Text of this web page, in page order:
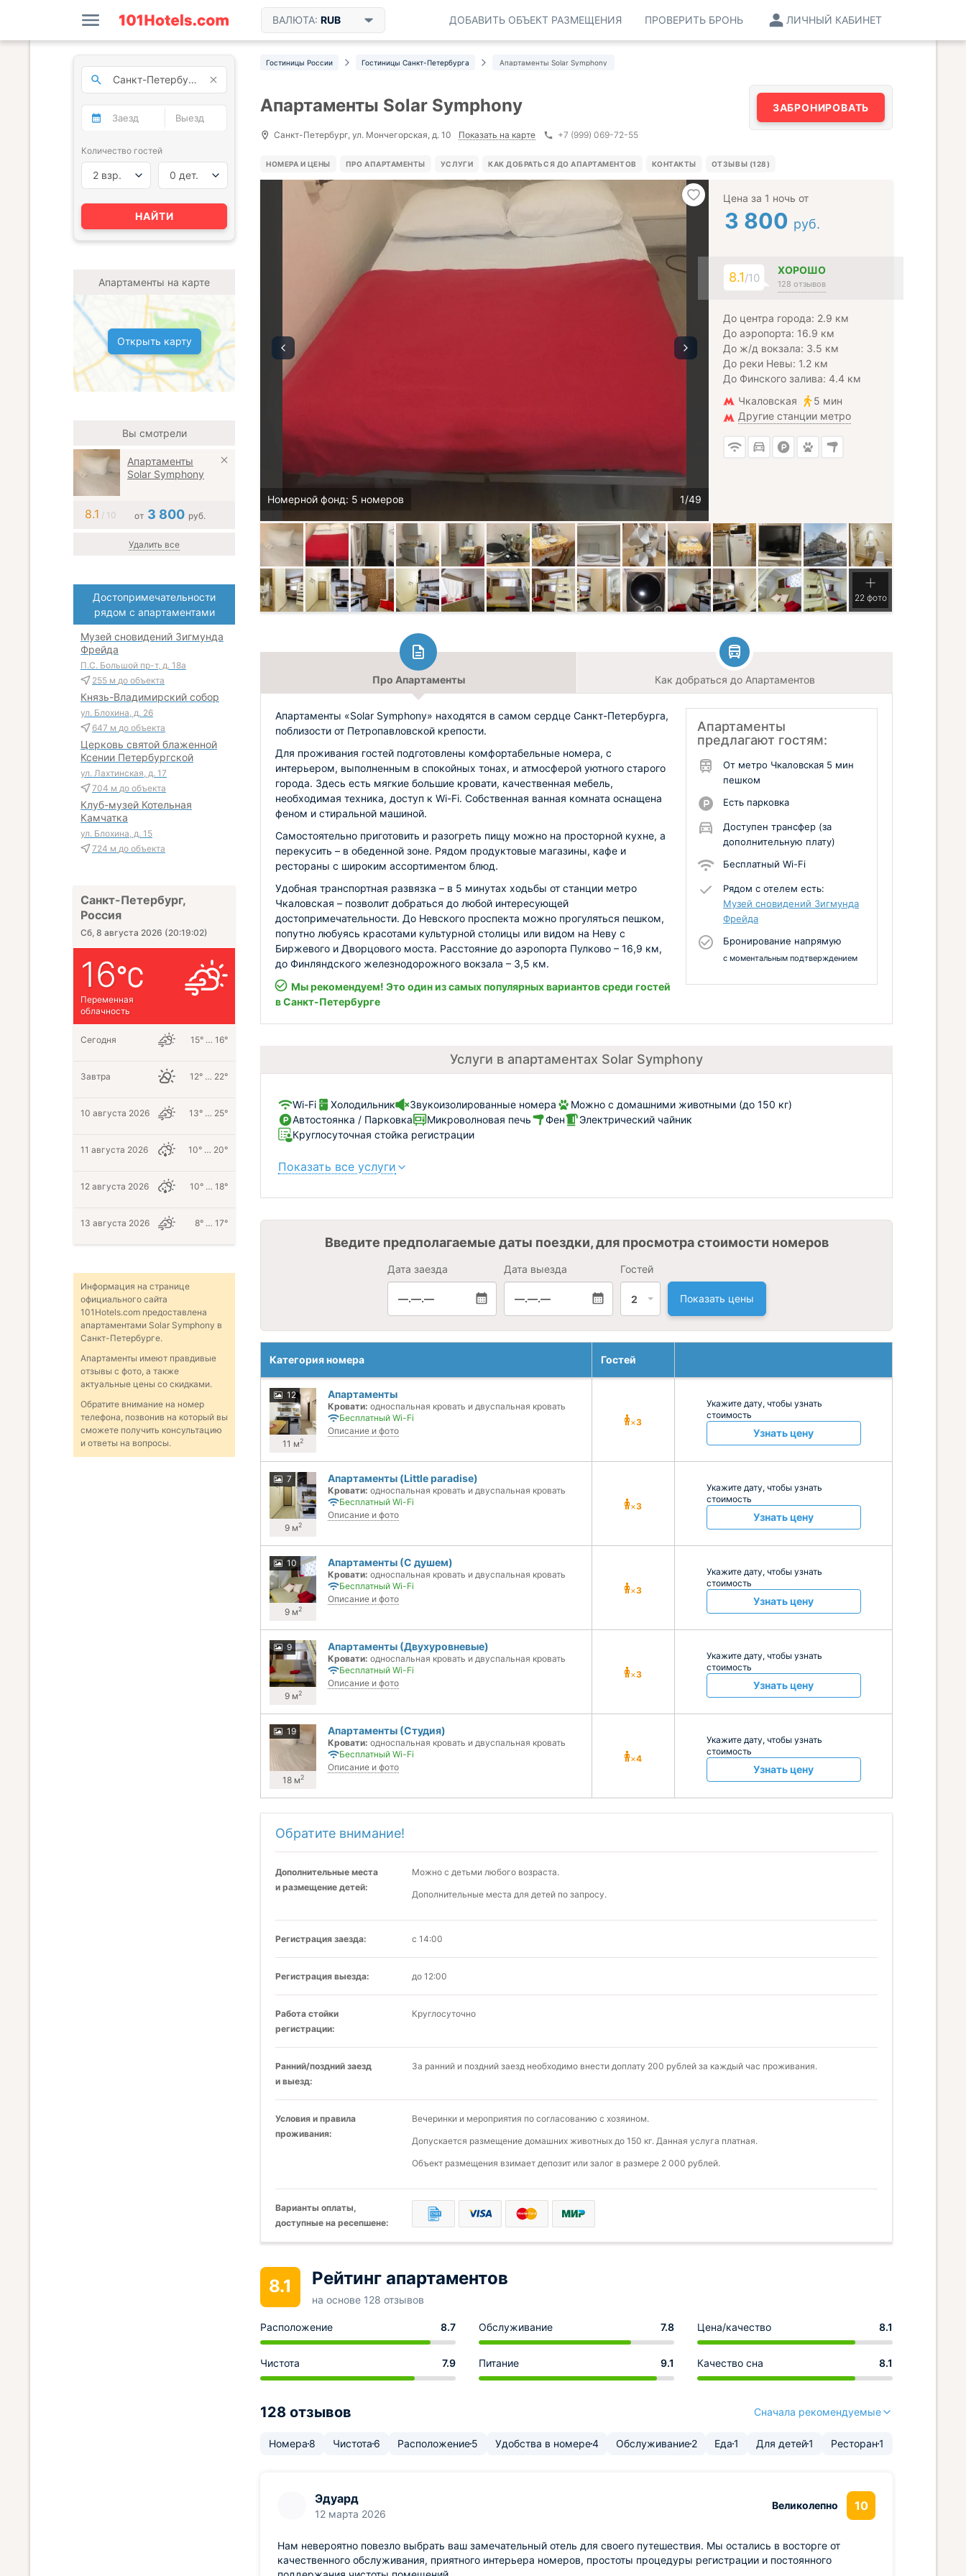
ВАЛЮТА: RUB ЛИЧНЫЙ КАБИНЕТ
ПРОВЕРИТЬ БРОНЬ
ДОБАВИТЬ ОБЪЕКТ РАЗМЕЩЕНИЯ
Гостиницы России Гостиницы Санкт-Петербурга Апартаменты Solar Symphony
Апартаменты Solar Symphony
Санкт-Петербург, ул. Мончегорская, д. 10 Показать на карте +7 (999) 069-72-55
ЗАБРОНИРОВАТЬ
НОМЕРА И ЦЕНЫ ПРО АПАРТАМЕНТЫ УСЛУГИ КАК ДОБРАТЬСЯ ДО АПАРТАМЕНТОВ КОНТАКТЫ ОТЗЫВЫ (128)
Номерной фонд: 5 номеров
Цена за 1 ночь от
3 800 руб.
8.1/10
ХОРОШО
128 отзывов
До центра города: 2.9 км
До аэропорта: 16.9 км
До ж/д вокзала: 3.5 км
До реки Невы: 1.2 км
До Финского залива: 4.4 км
Чкаловская
5 мин
Другие станции метро
22 фото
Про Апартаменты Как добраться до Апартаментов
Апартаменты
предлагают гостям:
От метро Чкаловская 5 мин
пешком
Есть парковка
Доступен трансфер (за
дополнительную плату)
Бесплатный Wi-Fi
Рядом с отелем есть:
Музей сновидений Зигмунда
Фрейда
Бронирование напрямую
с моментальным подтверждением
Апартаменты «Solar Symphony» находятся в самом сердце Санкт-Петербурга,
поблизости от Петропавловской крепости.
Для проживания гостей подготовлены комфортабельные номера, с
интерьером, выполненным в спокойных тонах, и атмосферой уютного старого
города. Здесь есть мягкие большие кровати, качественная мебель,
необходимая техника, доступ к Wi-Fi. Собственная ванная комната оснащена
феном и стиральной машиной.
Самостоятельно приготовить и разогреть пищу можно на просторной кухне, а
перекусить – в обеденной зоне. Рядом продуктовые магазины, кафе и
рестораны с широким ассортиментом блюд.
Удобная транспортная развязка – в 5 минутах ходьбы от станции метро
Чкаловская – позволит добраться до любой интересующей
достопримечательности. До Невского проспекта можно прогуляться пешком,
попутно любуясь красотами культурной столицы или видом на Неву с
Биржевого и Дворцового моста. Расстояние до аэропорта Пулково – 16,9 км,
до Финляндского железнодорожного вокзала – 3,5 км.
Мы рекомендуем! Это один из самых популярных вариантов среди гостей
в Санкт-Петербурге
Услуги в апартаментах Solar Symphony
Wi-Fi Холодильник Звукоизолированные номера
Можно с домашними животными (до 150 кг)
Автостоянка / Парковка
Микроволновая печь Фен
Электрический чайник
Круглосуточная стойка регистрации
Показать все услуги
Введите предполагаемые даты поездки, для просмотра стоимости номеров
Дата заезда
—.—.—
Дата выезда
—.—.—
Гостей
2 Показать цены
Категория номера Гостей
12
11 м2
Апартаменты
Кровати: односпальная кровать и двуспальная кровать
Бесплатный Wi-Fi
Описание и фото
×3
Укажите дату, чтобы узнать
стоимость
Узнать цену
7
9 м2
Апартаменты (Little paradise)
Кровати: односпальная кровать и двуспальная кровать
Бесплатный Wi-Fi
Описание и фото
×3
Укажите дату, чтобы узнать
стоимость
Узнать цену
10
9 м2
Апартаменты (С душем)
Кровати: односпальная кровать и двуспальная кровать
Бесплатный Wi-Fi
Описание и фото
×3
Укажите дату, чтобы узнать
стоимость
Узнать цену
9
9 м2
Апартаменты (Двухуровневые)
Кровати: односпальная кровать и двуспальная кровать
Бесплатный Wi-Fi
Описание и фото
×3
Укажите дату, чтобы узнать
стоимость
Узнать цену
19
18 м2
Апартаменты (Студия)
Кровати: односпальная кровать и двуспальная кровать
Бесплатный Wi-Fi
Описание и фото
×4
Укажите дату, чтобы узнать
стоимость
Узнать цену
Обратите внимание!
Дополнительные места
и размещение детей:
Можно с детьми любого возраста.
Дополнительные места для детей по запросу.
Регистрация заезда: с 14:00
Регистрация выезда: до 12:00
Работа стойки
регистрации:
Круглосуточно
Ранний/поздний заезд
и выезд:
За ранний и поздний заезд необходимо внести доплату 200 рублей за каждый час проживания.
Условия и правила
проживания:
Вечеринки и мероприятия по согласованию с хозяином.
Допускается размещение домашних животных до 150 кг. Данная услуга платная.
Объект размещения взимает депозит или залог в размере 2 000 рублей.
Варианты оплаты,
доступные на ресепшене:
8.1 Рейтинг апартаментов
на основе 128 отзывов
Расположение 8.7 Обслуживание 7.8 Цена/качество 8.1
Чистота 7.9 Питание 9.1 Качество сна 8.1
128 отзывов Сначала рекомендуемые
Номера 8 Чистота 6 Расположение5 Удобства в номере4 Обслуживание2 Еда1 Для детей1 Ресторан1
Эдуард
12 марта 2026
Великолепно 10
Нам невероятно повезло выбрать ваш замечательный отель для своего путешествия. Мы остались в восторге от
качественного обслуживания, приятного интерьера номеров, простоты процедуры регистрации и постоянного
Количество гостей
2 взр. 0 дет.
НАЙТИ
Апартаменты на карте
Открыть карту
Вы смотрели
Апартаменты
Solar Symphony
8.1 / 10 от 3 800 руб.
Удалить все
Достопримечательности
рядом с апартаментами
Музей сновидений Зигмунда
Фрейда
П.С. Большой пр-т, д. 18а
255 м до объекта
Князь-Владимирский собор
ул. Блохина, д. 26
647 м до объекта
Церковь святой блаженной
Ксении Петербургской
ул. Лахтинская, д. 17
704 м до объекта
Клуб-музей Котельная
Камчатка
ул. Блохина, д. 15
724 м до объекта
Санкт-Петербург,
Россия
Сб, 8 августа 2026 (20:19:03)
16
Переменная
облачность
Сегодня 15° … 16°
Завтра 12° … 22°
10 августа 2026 13° … 25°
11 августа 2026 10° … 20°
12 августа 2026 10° … 18°
13 августа 2026 8° … 17°
Информация на странице
официального сайта
101Hotels.com предоставлена
апартаментами Solar Symphony в
Санкт-Петербурге.
Апартаменты имеют правдивые
отзывы с фото, а также
актуальные цены со скидками.
Обратите внимание на номер
телефона, позвонив на который вы
сможете получить консультацию
и ответы на вопросы.